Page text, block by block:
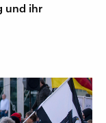
und ihr